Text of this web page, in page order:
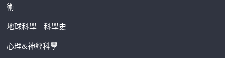
術
地球科學 科學史
心理&神經科學